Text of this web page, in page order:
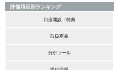
評価項目別ランキング
口座開設・特典
取扱商品
分析ツール